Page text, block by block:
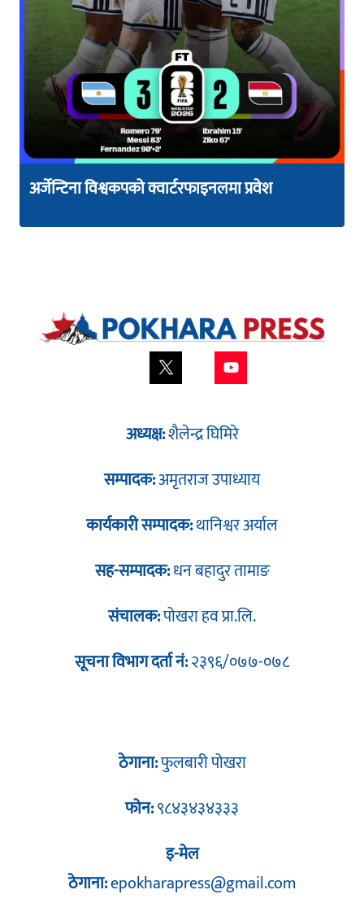
अर्जेन्टिना विश्वकपको क्वार्टरफाइनलमा प्रवेश
अध्यक्ष:शैलेन्द्र घिमिरे
सम्पादक:अमृतराज उपाध्याय
कार्यकारी सम्पादक:थानिश्वर अर्याल
सह-सम्पादक:धन बहादुर तामाङ
संचालक:पोखरा हव प्रा.लि.
सूचना विभाग दर्ता नं:२३९६/०७७-०७८
ठेगाना:फुलबारी पोखरा
फोन:९८४३४३४३३३
इ-मेल
ठेगाना:epokharapress@gmail.com